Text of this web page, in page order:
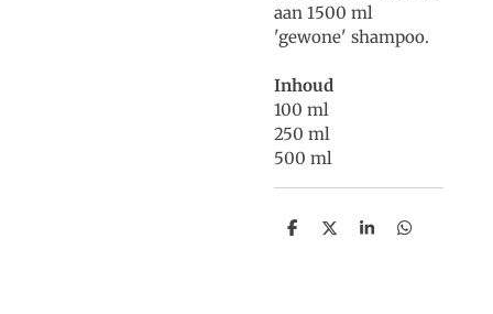
aan 1500 ml
'gewone' shampoo.
Inhoud
100 ml
250 ml
500 ml
D
D
S
D